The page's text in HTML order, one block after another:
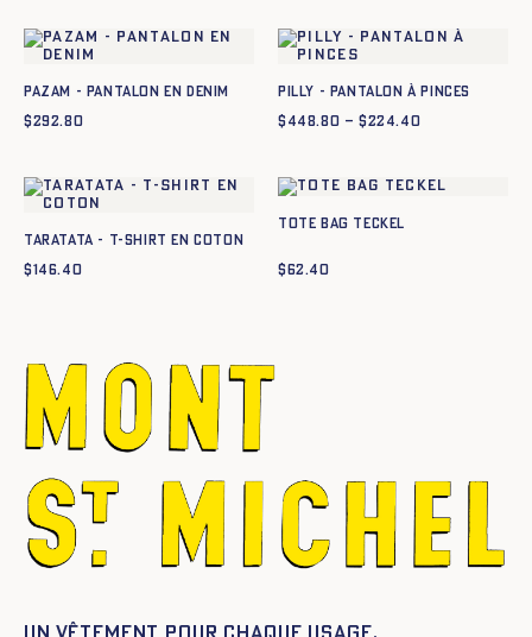
PAZAM - PANTALON EN DENIM
$292.80
PILLY - PANTALON À PINCES
$224.40
–
$448.80
Plage
à
TARATATA - T-SHIRT EN COTON
$146.40
Tote Bag Teckel
$62.40